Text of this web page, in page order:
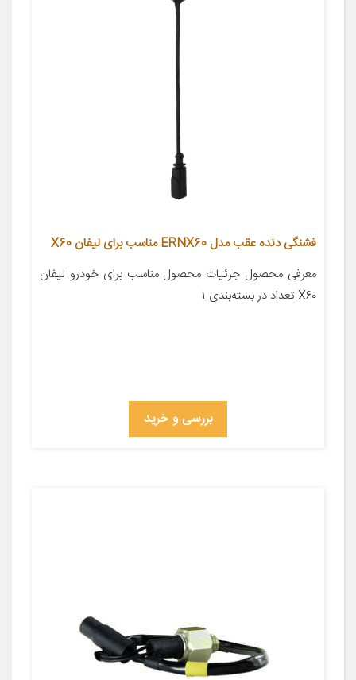
فشنگی دنده عقب مدل ERNX60 مناسب برای لیفان X60
معرفی محصول جزئیات محصول مناسب برای خودرو لیفان
X۶۰ تعداد در بسته‌بندی ۱
بررسی و خرید